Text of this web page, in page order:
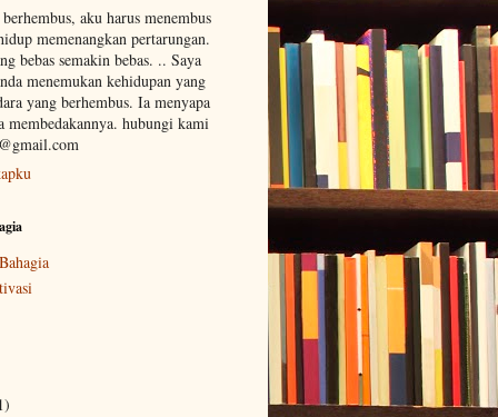
aku harus menembus
memenangkan pertarungan.
bebas semakin bebas. .. Saya
menemukan kehidupan yang
yang berhembus. Ia menyapa
membedakannya. hubungi kami